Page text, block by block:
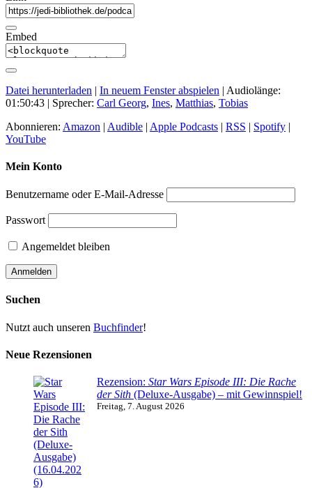
Embed
Datei herunterladen | In neuem Fenster abspielen | Audiolänge:
01:50:43 | Sprecher: Carl Georg, Ines, Matthias, Tobias
Abonnieren: Amazon | Audible | Apple Podcasts | RSS | Spotify |
YouTube
Mein Konto
Benutzername oder E-Mail-Adresse
Passwort
Angemeldet bleiben
Suchen
Nutzt auch unseren Buchfinder!
Neue Rezensionen
Rezension: Star Wars Episode III: Die Rache
der Sith (Deluxe-Ausgabe) – mit Gewinnspiel!
Freitag, 7. August 2026